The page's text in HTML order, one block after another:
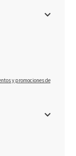
y promociones de